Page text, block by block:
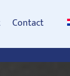
Contact